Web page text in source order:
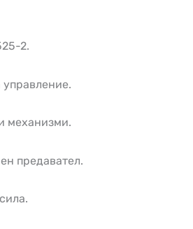
2.
управление.
механизми.
предавател.